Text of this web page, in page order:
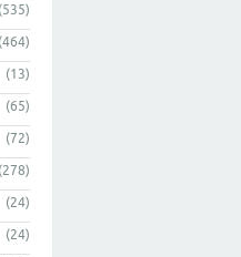
(535)
(464)
(13)
(65)
(72)
(278)
(24)
(24)